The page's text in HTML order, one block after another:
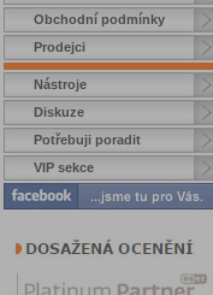
Obchodní podmínky
Prodejci
Nástroje
Diskuze
Potřebuji poradit
VIP sekce